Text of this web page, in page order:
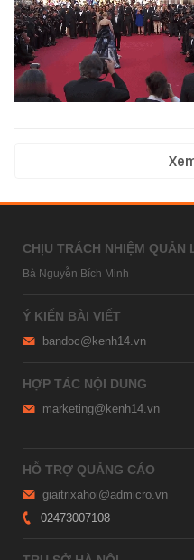
CHỊU TRÁCH NHIỆM QUẢN
Bà Nguyễn Bích Minh
Ý KIẾN BÀI VIẾT
bandoc@kenh14.vn
HỢP TÁC NỘI DUNG
marketing@kenh14.vn
HỖ TRỢ QUẢNG CÁO
giaitrixahoi@admicro.vn
02473007108